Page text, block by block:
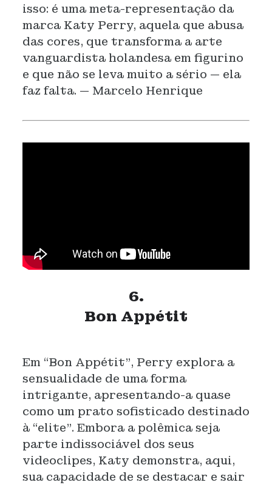
isso: é uma meta-representação da
marca Katy Perry, aquela que abusa
das cores, que transforma a arte
vanguardista holandesa em figurino
e que não se leva muito a sério — ela
faz falta. — Marcelo Henrique
6.
Bon Appétit
Em “Bon Appétit”, Perry explora a
sensualidade de uma forma
intrigante, apresentando-a quase
como um prato sofisticado destinado
à “elite”. Embora a polêmica seja
parte indissociável dos seus
videoclipes, Katy demonstra, aqui,
sua capacidade de se destacar e sair